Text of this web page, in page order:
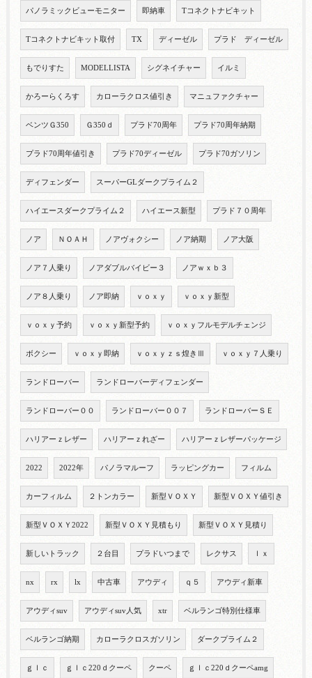
パノラミックビューモニター 即納車 Tコネクトナビキット
Tコネクトナビキット取付 TX ディーゼル プラド ディーゼル
もでりすた MODELLISTA シグネイチャー イルミ
かろーらくろす カローラクロス値引き マニュファクチャー
ベンツＧ350 Ｇ350ｄ プラド70周年 プラド70周年納期
プラド70周年値引き プラド70ディーゼル プラド70ガソリン
ディフェンダー スーパーGLダークプライム２
ハイエースダークプライム２ ハイエース新型 プラド７０周年
ノア ＮＯＡＨ ノアヴォクシー ノア納期 ノア大阪
ノア７人乗り ノアダブルバイビー３ ノアｗｘｂ３
ノア８人乗り ノア即納 ｖｏｘｙ ｖｏｘｙ新型
ｖｏｘｙ予約 ｖｏｘｙ新型予約 ｖｏｘｙフルモデルチェンジ
ボクシー ｖｏｘｙ即納 ｖｏｘｙｚｓ煌きⅢ ｖｏｘｙ７人乗り
ランドローバー ランドローバーディフェンダー
ランドローバー００ ランドローバー００７ ランドローバーＳＥ
ハリアーｚレザー ハリアーｚれざー ハリアーｚレザーパッケージ
2022 2022年 パノラマルーフ ラッピングカー フィルム
カーフィルム ２トンカラー 新型ＶＯＸＹ 新型ＶＯＸＹ値引き
新型ＶＯＸＹ2022 新型ＶＯＸＹ見積もり 新型ＶＯＸＹ見積り
新しいトラック ２台目 プラドいつまで レクサス ｌｘ
nx rx lx 中古車 アウディ ｑ５ アウディ新車
アウディsuv アウディsuv人気 xtr ベルランゴ特別仕様車
ベルランゴ納期 カローラクロスガソリン ダークプライム２
ｇｌｃ ｇｌｃ220ｄクーペ クーペ ｇｌｃ220ｄクーペamg